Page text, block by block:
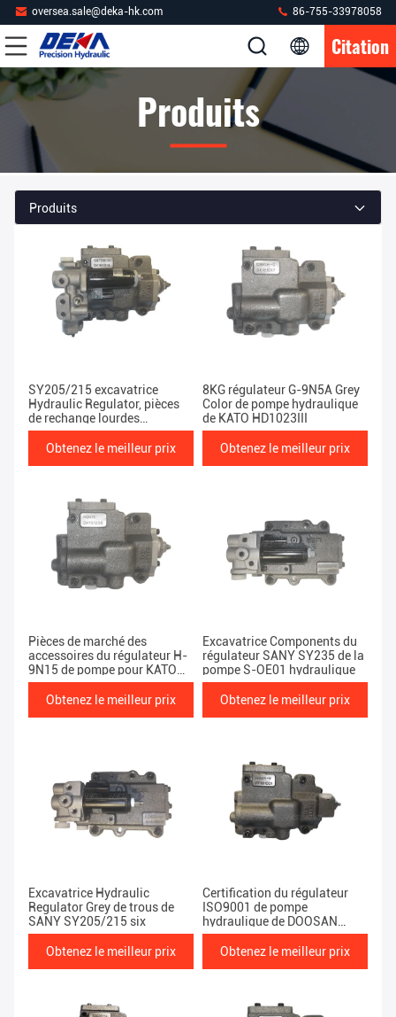
oversea.sale@deka-hk.com 86-755-33978058
Citation
Produits
Produits
SY205/215 excavatrice
Hydraulic Regulator, pièces
de rechange lourdes
d'équipement de cm de
contrôle négatif
Obtenez le meilleur prix
8KG régulateur G-9N5A Grey
Color de pompe hydraulique
de KATO HD1023III
Obtenez le meilleur prix
Pièces de marché des
accessoires du régulateur H-
9N15 de pompe pour KATO
HD1430 de machines de
construction
Obtenez le meilleur prix
Excavatrice Components du
régulateur SANY SY235 de la
pompe S-OE01 hydraulique
Obtenez le meilleur prix
Excavatrice Hydraulic
Regulator Grey de trous de
SANY SY205/215 six
Obtenez le meilleur prix
Certification du régulateur
ISO9001 de pompe
hydraulique de DOOSAN
S290 H-HNOV
Obtenez le meilleur prix